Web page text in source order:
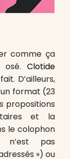
comme ça
Clotide
D’ailleurs,
format (23
propositions
et la
le colophon
n’est pas
») ou